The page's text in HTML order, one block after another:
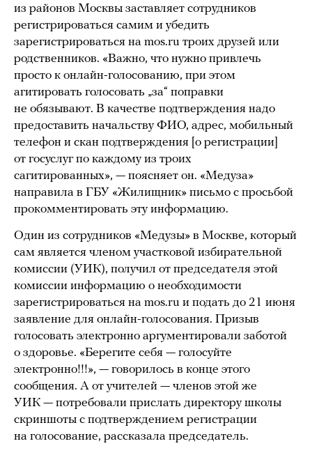
из районов Москвы заставляет сотрудников
регистрироваться самим и убедить
зарегистрироваться на mos.ru троих друзей или
родственников. «Важно, что нужно привлечь
просто к онлайн-голосованию, при этом
агитировать голосовать „за“ поправки
не обязывают. В качестве подтверждения надо
предоставить начальству ФИО, адрес, мобильный
телефон и скан подтверждения [о регистрации]
от госуслуг по каждому из троих
сагитированных», — поясняет он. «Медуза»
направила в ГБУ «Жилищник» письмо с просьбой
прокомментировать эту информацию.
Один из сотрудников «Медузы» в Москве, который
сам является членом участковой избирательной
комиссии (УИК), получил от председателя этой
комиссии информацию о необходимости
зарегистрироваться на mos.ru и подать до 21 июня
заявление для онлайн-голосования. Призыв
голосовать электронно аргументировали заботой
о здоровье. «Берегите себя — голосуйте
электронно!!!», — говорилось в конце этого
сообщения. А от учителей — членов этой же
УИК — потребовали прислать директору школы
скриншоты с подтверждением регистрации
на голосование, рассказала председатель.